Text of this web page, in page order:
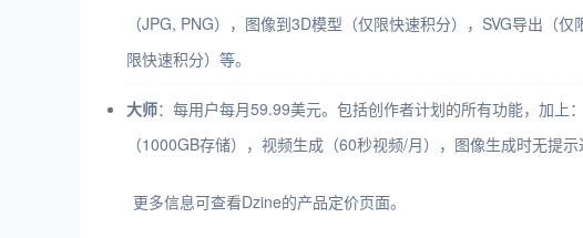
（JPG, PNG），图像到3D模型（仅限快速积分），SVG导出（
限快速积分）等。
大师：每用户每月59.99美元。包括创作者计划的所有功能，加
（1000GB存储），视频生成（60秒视频/月），图像生成时无提示
更多信息可查看Dzine的产品定价页面。